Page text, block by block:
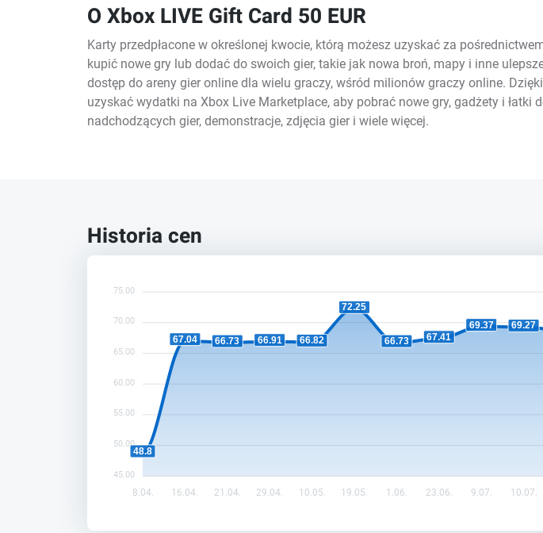
O Xbox LIVE Gift Card 50 EUR
Karty przedpłacone w określonej kwocie, którą możesz uzyskać za
kupić nowe gry lub dodać do swoich gier, takie jak nowa broń, mapy i inne
dostęp do areny gier online dla wielu graczy, wśród milionów graczy online.
uzyskać wydatki na Xbox Live Marketplace, aby pobrać nowe gry, gadżety i łatki
nadchodzących gier, demonstracje, zdjęcia gier i wiele więcej.
Historia cen
75.00
70.00
65.00
60.00
55.00
50.00
45.00
48.8
67.04 66.73 66.91 66.82
72.25
66.73 67.41
69.37 69.27
8.04. 16.04. 21.04. 29.04. 10.05. 19.05. 1.06. 23.06. 9.07. 10.07.